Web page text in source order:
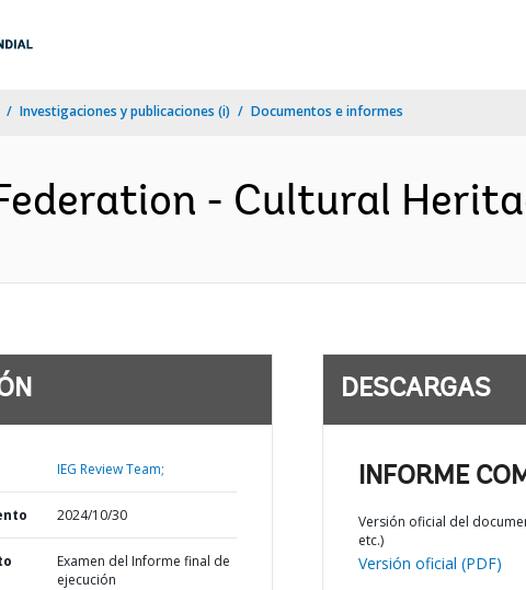
Investigaciones y publicaciones (i) Documentos e informes
- Cultural
IEG Review Team;
2024/10/30
Examen del Informe final de
ejecución
DESCARGAS
INFORME
Versión oficial del
etc.)
Versión oficial (PDF)